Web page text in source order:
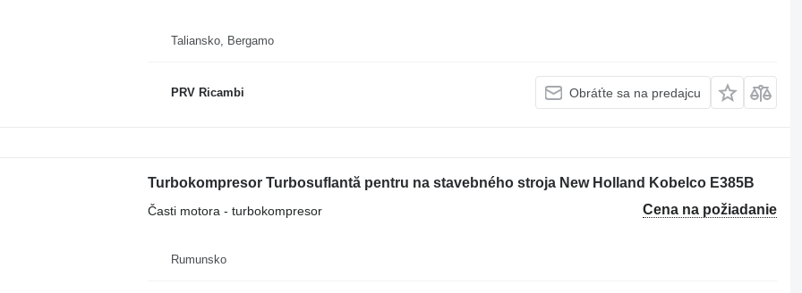
Taliansko, Bergamo
PRV Ricambi Obráťte sa na predajcu
Turbokompresor Turbosuflantă pentru na stavebného stroja New Holland Kobelco E385B
Cena na požiadanie
Časti motora - turbokompresor
Rumunsko